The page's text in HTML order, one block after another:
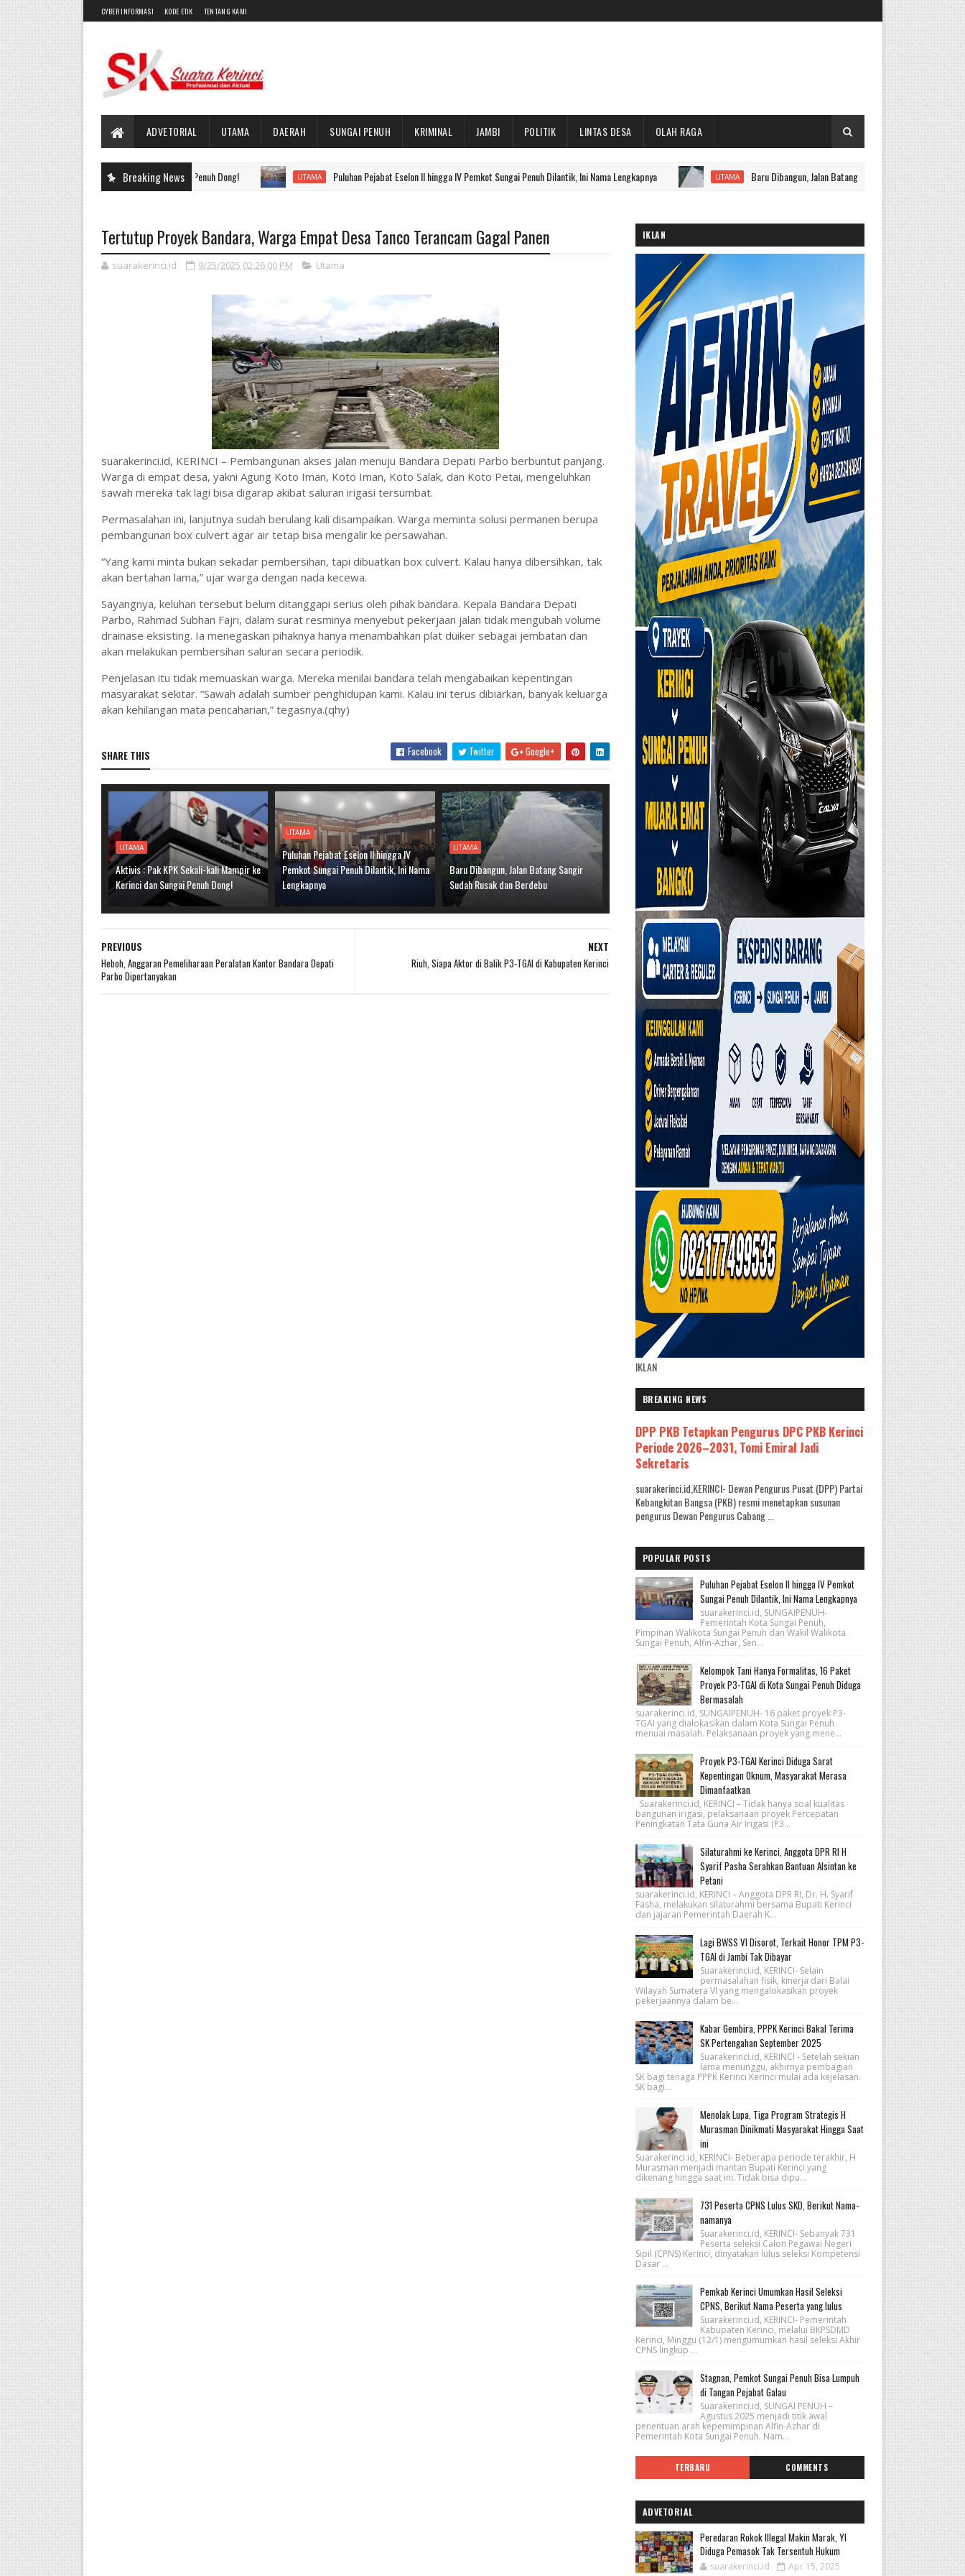
CYBER INFORMASI KODE ETIK TENTANG KAMI
ADVETORIAL UTAMA DAERAH SUNGAI PENUH KRIMINAL JAMBI POLITIK LINTAS DESA OLAH RAGA
Breaking News UTAMA Puluhan Pejabat Eselon II hingga IV Pemkot Sungai Penuh Dilantik, Ini Nama Lengkapnya UTAMA Baru Dibangun, Jalan Batang Sangir Sudah Rusak dan Berdebu
Tertutup Proyek Bandara, Warga Empat Desa Tanco Terancam Gagal Panen
suarakerinci.id 9/25/2025 02:26:00 PM Utama
suarakerinci.id, KERINCI – Pembangunan akses jalan menuju Bandara Depati Parbo berbuntut panjang.
Warga di empat desa, yakni Agung Koto Iman, Koto Iman, Koto Salak, dan Koto Petai, mengeluhkan
sawah mereka tak lagi bisa digarap akibat saluran irigasi tersumbat.
Permasalahan ini, lanjutnya sudah berulang kali disampaikan. Warga meminta solusi permanen berupa
pembangunan box culvert agar air tetap bisa mengalir ke persawahan.
“Yang kami minta bukan sekadar pembersihan, tapi dibuatkan box culvert. Kalau hanya dibersihkan, tak
akan bertahan lama,” ujar warga dengan nada kecewa.
Sayangnya, keluhan tersebut belum ditanggapi serius oleh pihak bandara. Kepala Bandara Depati
Parbo, Rahmad Subhan Fajri, dalam surat resminya menyebut pekerjaan jalan tidak mengubah volume
drainase eksisting. Ia menegaskan pihaknya hanya menambahkan plat duiker sebagai jembatan dan
akan melakukan pembersihan saluran secara periodik.
Penjelasan itu tidak memuaskan warga. Mereka menilai bandara telah mengabaikan kepentingan
masyarakat sekitar. “Sawah adalah sumber penghidupan kami. Kalau ini terus dibiarkan, banyak keluarga
akan kehilangan mata pencaharian,” tegasnya.(qhy)
SHARE THIS Facebook Twitter Google+
UTAMA
Aktivis : Pak KPK Sekali-kali Mampir ke
Kerinci dan Sungai Penuh Dong!
UTAMA
Puluhan Pejabat Eselon II hingga IV
Pemkot Sungai Penuh Dilantik, Ini Nama
Lengkapnya
UTAMA
Baru Dibangun, Jalan Batang Sangir
Sudah Rusak dan Berdebu
NEXT
Riuh, Siapa Aktor di Balik P3-TGAI di Kabupaten Kerinci
PREVIOUS
Heboh, Anggaran Pemeliharaan Peralatan Kantor Bandara Depati
Parbo Dipertanyakan
IKLAN
IKLAN
BREAKING NEWS
DPP PKB Tetapkan Pengurus DPC PKB Kerinci
Periode 2026–2031, Tomi Emiral Jadi
Sekretaris
suarakerinci.id,KERINCI- Dewan Pengurus Pusat (DPP) Partai
Kebangkitan Bangsa (PKB) resmi menetapkan susunan
pengurus Dewan Pengurus Cabang ...
POPULAR POSTS
Puluhan Pejabat Eselon II hingga IV Pemkot
Sungai Penuh Dilantik, Ini Nama Lengkapnya
suarakerinci.id, SUNGAIPENUH-
Pemerintah Kota Sungai Penuh,
Pimpinan Walikota Sungai Penuh dan Wakil Walikota
Sungai Penuh, Alfin-Azhar, Sen...
Kelompok Tani Hanya Formalitas, 16 Paket
Proyek P3-TGAI di Kota Sungai Penuh Diduga
Bermasalah
suarakerinci.id, SUNGAIPENUH- 16 paket proyek P3-
TGAI yang dialokasikan dalam Kota Sungai Penuh
menuai masalah. Pelaksanaan proyek yang mene...
Proyek P3-TGAI Kerinci Diduga Sarat
Kepentingan Oknum, Masyarakat Merasa
Dimanfaatkan
Suarakerinci.id, KERINCI – Tidak hanya soal kualitas
bangunan irigasi, pelaksanaan proyek Percepatan
Peningkatan Tata Guna Air Irigasi (P3...
Silaturahmi ke Kerinci, Anggota DPR RI H
Syarif Pasha Serahkan Bantuan Alsintan ke
Petani
suarakerinci.id, KERINCI – Anggota DPR RI, Dr. H. Syarif
Fasha, melakukan silaturahmi bersama Bupati Kerinci
dan jajaran Pemerintah Daerah K...
Lagi BWSS VI Disorot, Terkait Honor TPM P3-
TGAI di Jambi Tak Dibayar
Suarakerinci.id, KERINCI- Selain
permasalahan fisik, kinerja dari Balai
Wilayah Sumatera VI yang mengalokasikan proyek
pekerjaannya dalam be...
Kabar Gembira, PPPK Kerinci Bakal Terima
SK Pertengahan September 2025
Suarakerinci.id, KERINCI - Setelah sekian
lama menunggu, akhirnya pembagian
SK bagi tenaga PPPK Kerinci Kerinci mulai ada kejelasan.
SK bagi...
Menolak Lupa, Tiga Program Strategis H
Murasman Dinikmati Masyarakat Hingga Saat
ini
Suarakerinci.id, KERINCI- Beberapa periode terakhir, H
Murasman menjadi mantan Bupati Kerinci yang
dikenang hingga saat ini. Tidak bisa dipu...
731 Peserta CPNS Lulus SKD, Berikut Nama-
namanya
Suarakerinci.id, KERINCI- Sebanyak 731
Peserta seleksi Calon Pegawai Negeri
Sipil (CPNS) Kerinci, dinyatakan lulus seleksi Kompetensi
Dasar ...
Pemkab Kerinci Umumkan Hasil Seleksi
CPNS, Berikut Nama Peserta yang lulus
Suarakerinci.id, KERINCI- Pemerintah
Kabupaten Kerinci, melalui BKPSDMD
Kerinci, Minggu (12/1) mengumumkan hasil seleksi Akhir
CPNS lingkup ...
Stagnan, Pemkot Sungai Penuh Bisa Lumpuh
di Tangan Pejabat Galau
Suarakerinci.id, SUNGAI PENUH –
Agustus 2025 menjadi titik awal
penentuan arah kepemimpinan Alfin-Azhar di
Pemerintah Kota Sungai Penuh. Nam...
TERBARU COMMENTS
ADVETORIAL
Peredaran Rokok Illegal Makin Marak, YI
Diduga Pemasok Tak Tersentuh Hukum
suarakerinci.id Apr 15, 2025